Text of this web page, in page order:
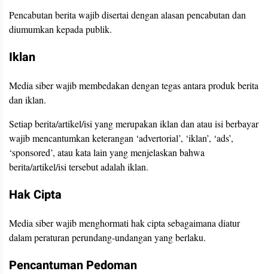
Pencabutan berita wajib disertai dengan alasan pencabutan dan
diumumkan kepada publik.
Iklan
Media siber wajib membedakan dengan tegas antara produk berita
dan iklan.
Setiap berita/artikel/isi yang merupakan iklan dan atau isi berbayar
wajib mencantumkan keterangan ‘advertorial’, ‘iklan’, ‘ads’,
‘sponsored’, atau kata lain yang menjelaskan bahwa
berita/artikel/isi tersebut adalah iklan.
Hak Cipta
Media siber wajib menghormati hak cipta sebagaimana diatur
dalam peraturan perundang-undangan yang berlaku.
Pencantuman Pedoman